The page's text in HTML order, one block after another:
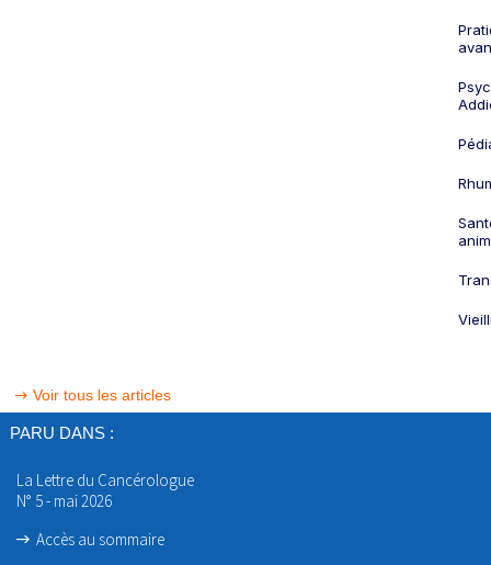
Voir tous les articles
PARU DANS :
La Lettre du Cancérologue
N° 5 - mai 2026
Accès au sommaire